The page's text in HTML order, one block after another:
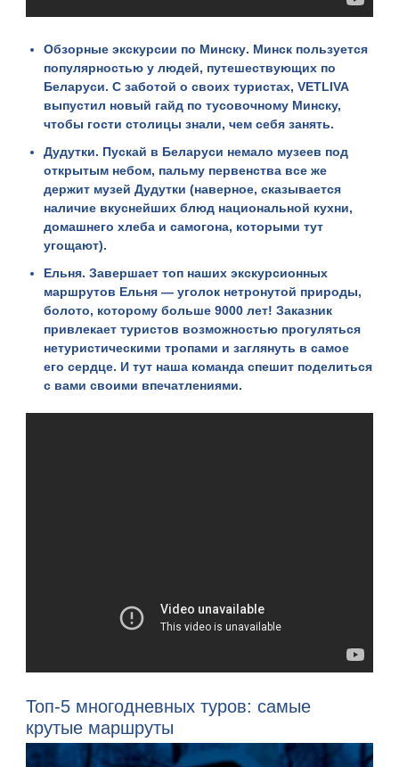
Обзорные экскурсии по Минску. Минск пользуется
популярностью у людей, путешествующих по
Беларуси. С заботой о своих туристах,VETLIVA
выпустил новый гайд по тусовочному Минску,
чтобы гости столицы знали, чем себя занять.
Дудутки. Пускай в Беларуси немало музеев под
открытым небом, пальму первенства все же
держит музей Дудутки (наверное, сказывается
наличие вкуснейших блюд национальной кухни,
домашнего хлеба и самогона, которыми тут
угощают).
Ельня. Завершает топ наших экскурсионных
маршрутов Ельня — уголок нетронутой природы,
болото, которому больше 9000 лет! Заказник
привлекает туристов возможностью прогуляться
нетуристическими тропами и заглянуть в самое
его сердце. И тут наша команда спешит поделиться
с вами своими впечатлениями.
Топ-5 многодневных туров: самые
крутые маршруты